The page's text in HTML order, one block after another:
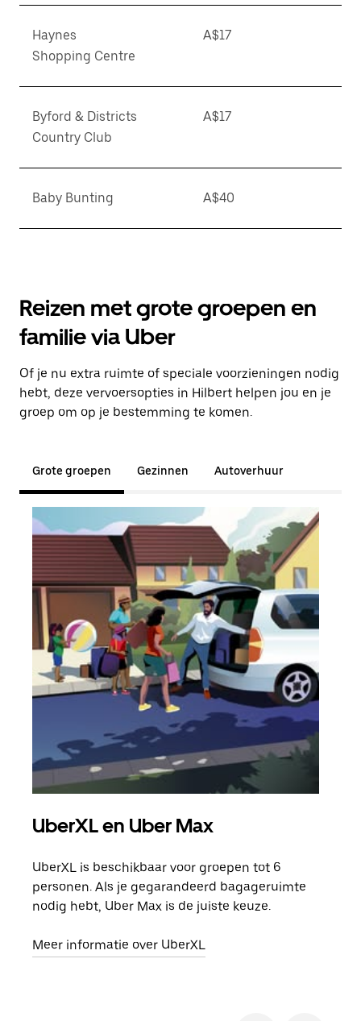
Haynes
Shopping Centre
A$17
Byford & Districts
Country Club
A$17
Baby Bunting A$40
Reizen met grote groepen en
familie via Uber
Of je nu extra ruimte of speciale voorzieningen nodig
hebt, deze vervoersopties in Hilbert helpen jou en je
groep om op je bestemming te komen.
Grote groepen Gezinnen Autoverhuur
UberXL en Uber Max
UberXL is beschikbaar voor groepen tot 6
personen. Als je gegarandeerd bagageruimte
nodig hebt, Uber Max is de juiste keuze.
Meer informatie over UberXL